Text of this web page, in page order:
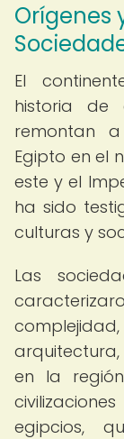
Orígenes
El
historia de
remontan
Egipto en el
este y el
ha sido
culturas y
Las
en la
egipcios,